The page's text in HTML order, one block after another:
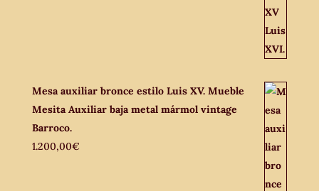
Mesa auxiliar bronce estilo Luis XV. Mueble
Mesita Auxiliar baja metal mármol vintage
Barroco.
1.200,00€